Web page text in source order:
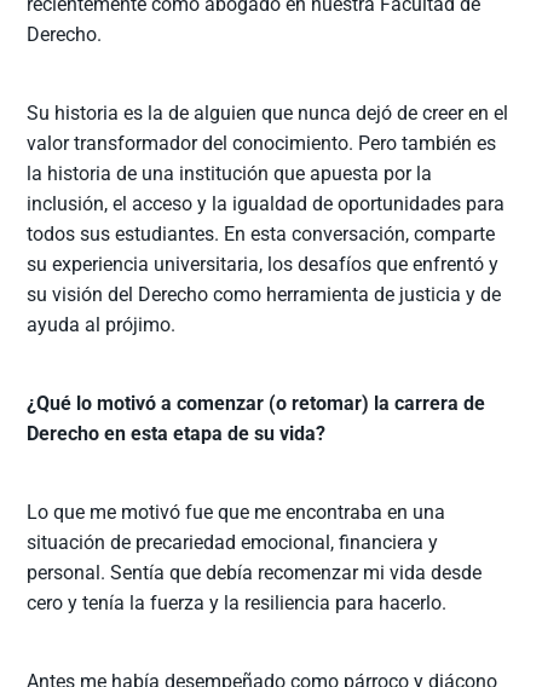
Derecho.
Su historia es la de alguien que nunca dejó de creer en el
valor transformador del conocimiento. Pero también es
la historia de una institución que apuesta por la
inclusión, el acceso y la igualdad de oportunidades para
todos sus estudiantes. En esta conversación, comparte
su experiencia universitaria, los desafíos que enfrentó y
su visión del Derecho como herramienta de justicia y de
ayuda al prójimo.
¿Qué lo motivó a comenzar (o retomar) la carrera de
Derecho en esta etapa de su vida?
Lo que me motivó fue que me encontraba en una
situación de precariedad emocional, financiera y
personal. Sentía que debía recomenzar mi vida desde
cero y tenía la fuerza y la resiliencia para hacerlo.
Antes me había desempeñado como párroco y diácono